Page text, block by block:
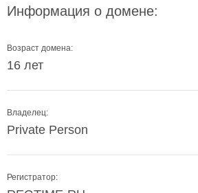
Информация о домене:
Возраст домена:
16 лет
Владелец:
Private Person
Регистратор: